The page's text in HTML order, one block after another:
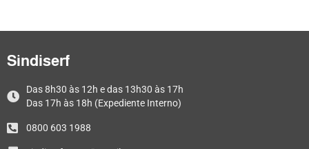
Sindiserf
Das 8h30 às 12h e das 13h30 às 17h
Das 17h às 18h (Expediente Interno)
0800 603 1988